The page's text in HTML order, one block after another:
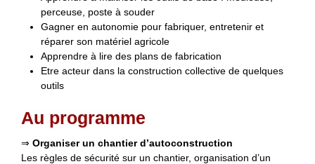
perceuse, poste à souder
Gagner en autonomie pour fabriquer, entretenir et
réparer son matériel agricole
Apprendre à lire des plans de fabrication
Etre acteur dans la construction collective de quelques
outils
Au programme
⇒ Organiser un chantier d’autoconstruction
Les règles de sécurité sur un chantier, organisation d’un